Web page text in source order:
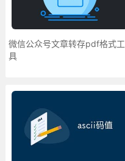
微信公众号文章转存pdf格式工
具